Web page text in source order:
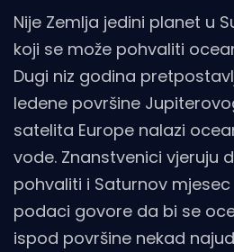
Nije Zemlja jedini planet u
koji se može pohvaliti
Dugi niz godina
ledene površine
satelita Europe nalazi
vode. Znanstvenici vjeruju
pohvaliti i Saturnov
podaci govore da bi se
ispod površine nekad